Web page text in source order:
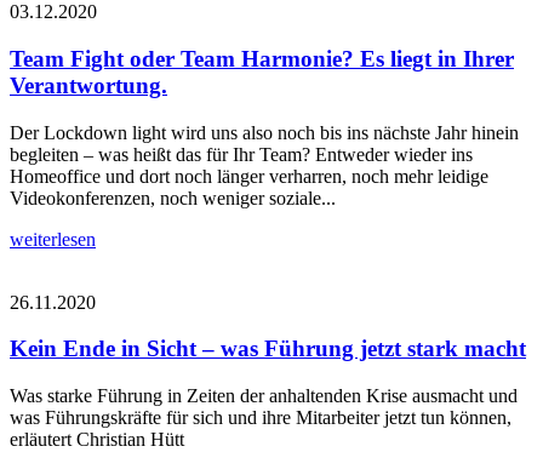
03.12.2020
Team Fight oder Team Harmonie? Es liegt in Ihrer
Verantwortung.
Der Lockdown light wird uns also noch bis ins nächste Jahr hinein
begleiten – was heißt das für Ihr Team? Entweder wieder ins
Homeoffice und dort noch länger verharren, noch mehr leidige
Videokonferenzen, noch weniger soziale...
weiterlesen
26.11.2020
Kein Ende in Sicht – was Führung jetzt stark macht
Was starke Führung in Zeiten der anhaltenden Krise ausmacht und
was Führungskräfte für sich und ihre Mitarbeiter jetzt tun können,
erläutert Christian Hütt